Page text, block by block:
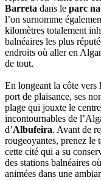
Barreta dans le parc
l’on surnomme
kilomètres totalement
balnéaires les plus
endroits où aller en
de tout.
En longeant la côte vers
port de plaisance, ses
plage qui jouxte le
incontournables de
d’Albufeira. Avant de
rougeoyantes, prenez le
cette cité qui a su
des stations balnéaires
animées dans une